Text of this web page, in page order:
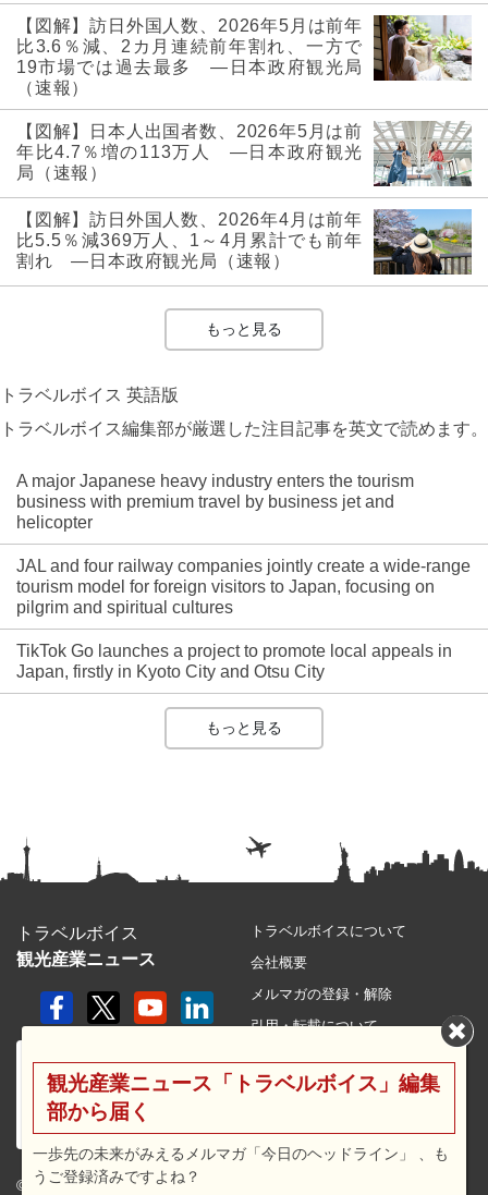
【図解】訪日外国人数、2026年5月は前年
比3.6％減、2カ月連続前年割れ、一方で
19市場では過去最多 ―日本政府観光局
（速報）
【図解】日本人出国者数、2026年5月は前
年比4.7％増の113万人 ―日本政府観光
局（速報）
【図解】訪日外国人数、2026年4月は前年
比5.5％減369万人、1～4月累計でも前年
割れ ―日本政府観光局（速報）
もっと見る
トラベルボイス 英語版
トラベルボイス編集部が厳選した注目記事を英文で読めます。
A major Japanese heavy industry enters the tourism
business with premium travel by business jet and
helicopter
JAL and four railway companies jointly create a wide-range
tourism model for foreign visitors to Japan, focusing on
pilgrim and spiritual cultures
TikTok Go launches a project to promote local appeals in
Japan, firstly in Kyoto City and Otsu City
もっと見る
トラベルボイス
観光産業ニュース
© 2026 travel voice.
トラベルボイスについて
会社概要
メルマガの登録・解除
引用・転載について
利用規約
広告メニュー・料金
観光産業ニュース「トラベルボイス」編集
部から届く
一歩先の未来がみえるメルマガ「今日のヘッドライン」 、も
うご登録済みですよね？